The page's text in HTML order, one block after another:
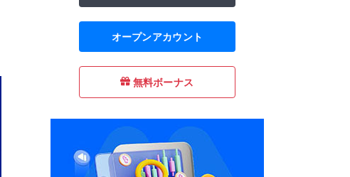
オープンアカウント
無料ボーナス